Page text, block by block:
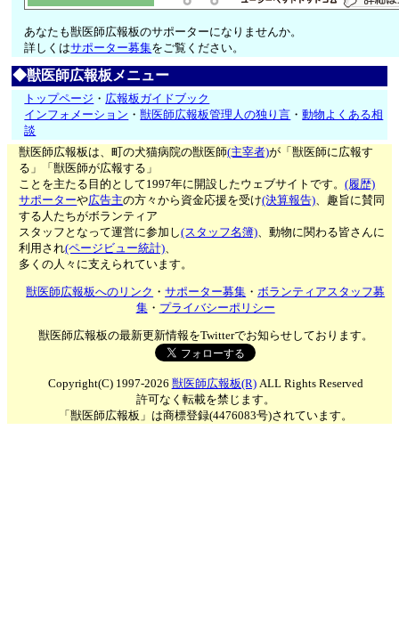
あなたも獣医師広報板のサポーターになりませんか。
詳しくはサポーター募集をご覧ください。
◆獣医師広報板メニュー
トップページ ・ 広報板ガイドブック
インフォメーション ・獣医師広報板管理人の独り言 ・動物よくある相
談
獣医師広報板は、町の犬猫病院の獣医師(主宰者)が「獣医師に広報す
る」「獣医師が広報する」
ことを主たる目的として1997年に開設したウェブサイトです。(履歴)
サポーターや広告主の方々から資金応援を受け(決算報告)、趣旨に賛同
する人たちがボランティア
スタッフとなって運営に参加し(スタッフ名簿)、動物に関わる皆さんに
利用され(ページビュー統計)、
多くの人々に支えられています。
獣医師広報板へのリンク ・サポーター募集 ・ボランティアスタッフ募
集・ プライバシーポリシー
獣医師広報板の最新更新情報をTwitterでお知らせしております。
Copyright(C) 1997-2026 獣医師広報板(R)ALL Rights Reserved
許可なく転載を禁じます。
「獣医師広報板」は商標登録(4476083号)されています。